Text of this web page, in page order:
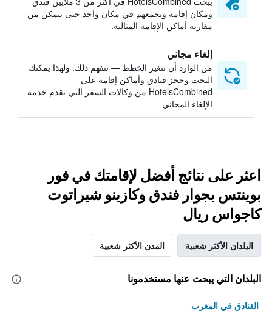
ومكان إقامة ويجمعهم في مكان واحد حتى تتمكن من
مقارنة أماكن الإقامة المثالية.
إلغاء مجاني
من الوارد أن تتغير الخطط — نتفهم ذلك. ولهذا يمكنك
البحث وحجز فنادق وأماكن إقامة على
HotelsCombined من وكالات السفر التي تقدم خدمة
الإلغاء المجاني
اعثر على نتائج أفضل لإقامتك في فور
بوينتس بجوار فندق وكازينو شيراتوت
كاجواس ريال
البلدان الأكثر شعبية المدن الأكثر شعبية
البلدان التي يبحث عنها مستخدمونا
الفنادق في المغرب